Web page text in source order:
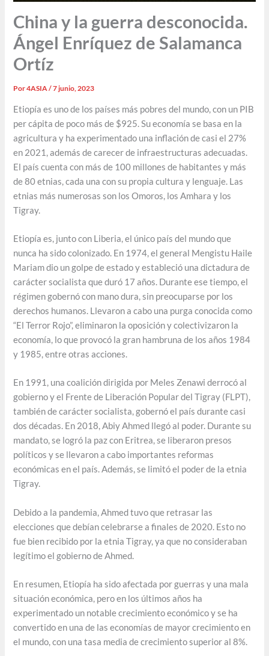
China y la guerra desconocida.
Ángel Enríquez de Salamanca
Ortíz
Por4ASIA/7 junio, 2023
Etiopía es uno de los países más pobres del mundo, con un PIB
per cápita de poco más de $925. Su economía se basa en la
agricultura y ha experimentado una inflación de casi el 27%
en 2021, además de carecer de infraestructuras adecuadas.
El país cuenta con más de 100 millones de habitantes y más
de 80 etnias, cada una con su propia cultura y lenguaje. Las
etnias más numerosas son los Omoros, los Amhara y los
Tigray.
Etiopía es, junto con Liberia, el único país del mundo que
nunca ha sido colonizado. En 1974, el general Mengistu Haile
Mariam dio un golpe de estado y estableció una dictadura de
carácter socialista que duró 17 años. Durante ese tiempo, el
régimen gobernó con mano dura, sin preocuparse por los
derechos humanos. Llevaron a cabo una purga conocida como
“El Terror Rojo”, eliminaron la oposición y colectivizaron la
economía, lo que provocó la gran hambruna de los años 1984
y 1985, entre otras acciones.
En 1991, una coalición dirigida por Meles Zenawi derrocó al
gobierno y el Frente de Liberación Popular del Tigray (FLPT),
también de carácter socialista, gobernó el país durante casi
dos décadas. En 2018, Abiy Ahmed llegó al poder. Durante su
mandato, se logró la paz con Eritrea, se liberaron presos
políticos y se llevaron a cabo importantes reformas
económicas en el país. Además, se limitó el poder de la etnia
Tigray.
Debido a la pandemia, Ahmed tuvo que retrasar las
elecciones que debían celebrarse a finales de 2020. Esto no
fue bien recibido por la etnia Tigray, ya que no consideraban
legítimo el gobierno de Ahmed.
En resumen, Etiopía ha sido afectada por guerras y una mala
situación económica, pero en los últimos años ha
experimentado un notable crecimiento económico y se ha
convertido en una de las economías de mayor crecimiento en
el mundo, con una tasa media de crecimiento superior al 8%.